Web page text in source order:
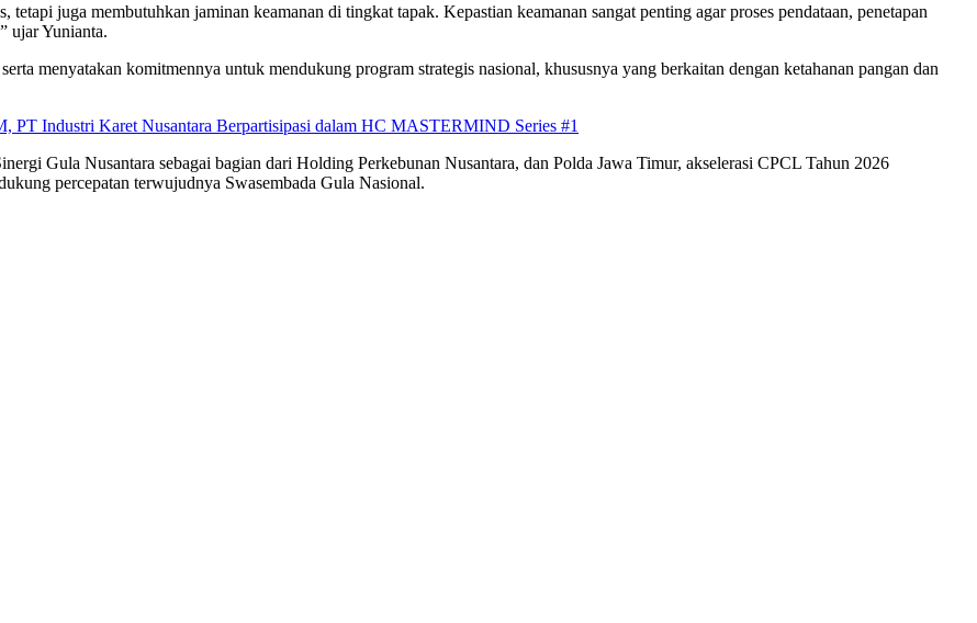
juga membutuhkan jaminan keamanan di tingkat tapak. Kepastian keamanan sangat penting agar proses pendataan, penetapan
ujar Yunianta.
menyatakan komitmennya untuk mendukung program strategis nasional, khususnya yang berkaitan dengan ketahanan pangan dan
PT Industri Karet Nusantara Berpartisipasi dalam HC MASTERMIND Series #1
Gula Nusantara sebagai bagian dari Holding Perkebunan Nusantara, dan Polda Jawa Timur, akselerasi CPCL Tahun 2026
percepatan terwujudnya Swasembada Gula Nasional.